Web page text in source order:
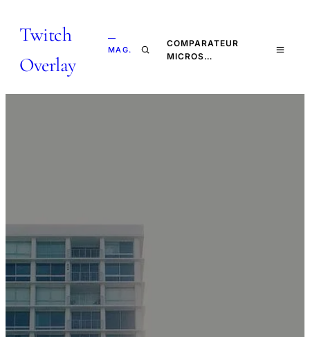
Twitch
Overlay
—
MAG.
COMPARATEUR
MICROS…